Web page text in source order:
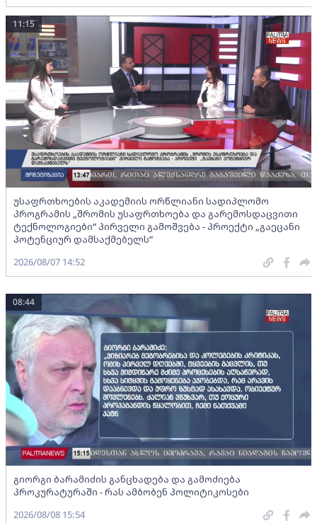
უსაფრთხოების აკადემიის ორწლიანი სადიპლომო
პროგრამის „შრომის უსაფრთხოება და გარემოსდაცვითი
ტექნოლოგიები“ პირველი გამოშვება - პროექტი „გაეცანი
პოტენციურ დამსაქმებელს“
11:15
2026/08/07 14:52
გიორგი ბარამიძის განცხადება და გამოძიება
პროკურატურაში - რას ამბობენ პოლიტიკოსები
08:44
2026/08/08 15:54